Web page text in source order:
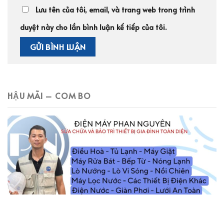
Lưu tên của tôi, email, và trang web trong trình
duyệt này cho lần bình luận kế tiếp của tôi.
HẬU MÃI – COM BO